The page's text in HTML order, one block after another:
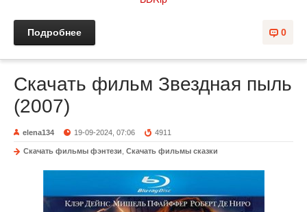
0
Подробнее
Скачать фильм Звездная пыль
(2007)
elena134 19-09-2024, 07:06 4911
Скачать фильмы фэнтези Скачать фильмы сказки